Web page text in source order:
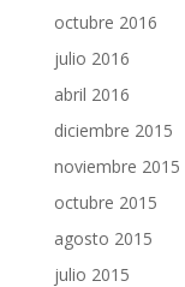
octubre 2016
julio 2016
abril 2016
diciembre 2015
noviembre 2015
octubre 2015
agosto 2015
julio 2015